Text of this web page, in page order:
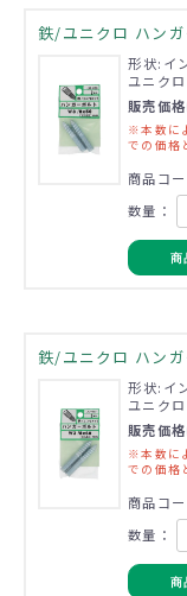
鉄/ユニクロ ハン
形状:イ
ユニクロ
販売価
※本数に
での価格
商品コ
数量：
商
鉄/ユニクロ ハン
形状:イ
ユニクロ
販売価
※本数に
での価格
商品コ
数量：
商